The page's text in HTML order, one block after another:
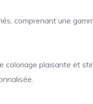
comprenant une
coloriage plaisante et